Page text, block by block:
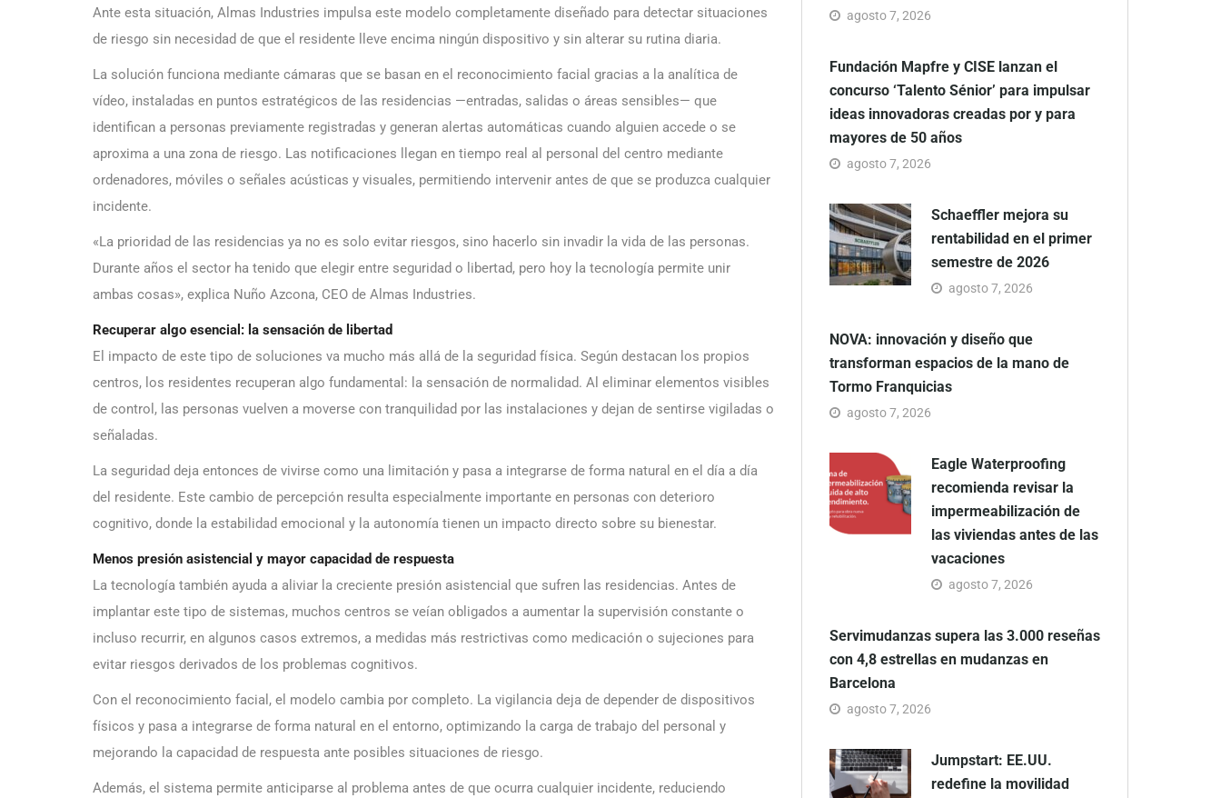
Ante esta situación, Almas Industries impulsa este modelo completamente diseñado para detectar situaciones
de riesgo sin necesidad de que el residente lleve encima ningún dispositivo y sin alterar su rutina diaria.
La solución funciona mediante cámaras que se basan en el reconocimiento facial gracias a la analítica de
vídeo, instaladas en puntos estratégicos de las residencias —entradas, salidas o áreas sensibles— que
identifican a personas previamente registradas y generan alertas automáticas cuando alguien accede o se
aproxima a una zona de riesgo. Las notificaciones llegan en tiempo real al personal del centro mediante
ordenadores, móviles o señales acústicas y visuales, permitiendo intervenir antes de que se produzca cualquier
incidente.
«La prioridad de las residencias ya no es solo evitar riesgos, sino hacerlo sin invadir la vida de las personas.
Durante años el sector ha tenido que elegir entre seguridad o libertad, pero hoy la tecnología permite unir
ambas cosas», explica Nuño Azcona, CEO de Almas Industries.
Recuperar algo esencial: la sensación de libertad
El impacto de este tipo de soluciones va mucho más allá de la seguridad física. Según destacan los propios
centros, los residentes recuperan algo fundamental: la sensación de normalidad. Al eliminar elementos visibles
de control, las personas vuelven a moverse con tranquilidad por las instalaciones y dejan de sentirse vigiladas o
señaladas.
La seguridad deja entonces de vivirse como una limitación y pasa a integrarse de forma natural en el día a día
del residente. Este cambio de percepción resulta especialmente importante en personas con deterioro
cognitivo, donde la estabilidad emocional y la autonomía tienen un impacto directo sobre su bienestar.
Menos presión asistencial y mayor capacidad de respuesta
La tecnología también ayuda a aliviar la creciente presión asistencial que sufren las residencias. Antes de
implantar este tipo de sistemas, muchos centros se veían obligados a aumentar la supervisión constante o
incluso recurrir, en algunos casos extremos, a medidas más restrictivas como medicación o sujeciones para
evitar riesgos derivados de los problemas cognitivos.
Con el reconocimiento facial, el modelo cambia por completo. La vigilancia deja de depender de dispositivos
físicos y pasa a integrarse de forma natural en el entorno, optimizando la carga de trabajo del personal y
mejorando la capacidad de respuesta ante posibles situaciones de riesgo.
Además, el sistema permite anticiparse al problema antes de que ocurra cualquier incidente, reduciendo
agosto 7, 2026
Fundación Mapfre y CISE lanzan el
concurso ‘Talento Sénior’ para impulsar
ideas innovadoras creadas por y para
mayores de 50 años
agosto 7, 2026
Schaeffler mejora su
rentabilidad en el primer
semestre de 2026
agosto 7, 2026
NOVA: innovación y diseño que
transforman espacios de la mano de
Tormo Franquicias
agosto 7, 2026
Eagle Waterproofing
recomienda revisar la
impermeabilización de
las viviendas antes de las
vacaciones
agosto 7, 2026
Servimudanzas supera las 3.000 reseñas
con 4,8 estrellas en mudanzas en
Barcelona
agosto 7, 2026
Jumpstart: EE.UU.
redefine la movilidad